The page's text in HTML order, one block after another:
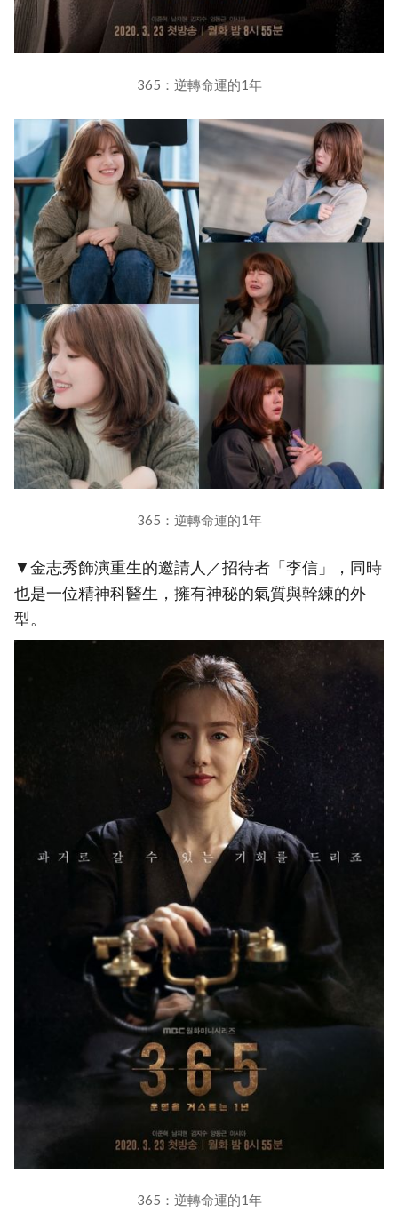
365：逆轉命運的1年
365：逆轉命運的1年
▼金志秀飾演重生的邀請人／招待者「李信」，同時
也是一位精神科醫生，擁有神秘的氣質與幹練的外
型。
365：逆轉命運的1年